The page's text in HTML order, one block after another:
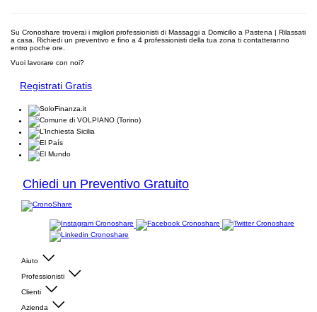
Su Cronoshare troverai i migliori professionisti di Massaggi a Domicilio a Pastena | Rilassati
a casa. Richiedi un preventivo e fino a 4 professionisti della tua zona ti contatteranno
entro poche ore.
Vuoi lavorare con noi?
Registrati Gratis
Chiedi un Preventivo Gratuito
Aiuto
Professionisti
Clienti
Azienda